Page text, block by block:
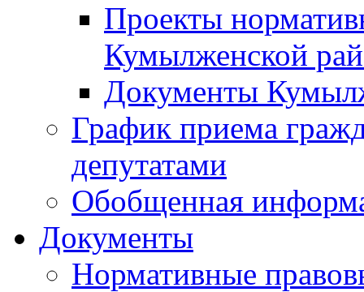
Проекты
Кумылженской
Документы
График приема
депутатами
Обобщенная
Документы
Нормативные